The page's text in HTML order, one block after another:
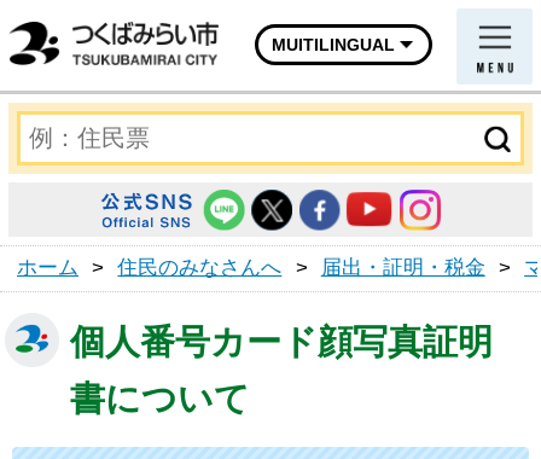
MUITILINGUAL
ホーム > 住民のみなさんへ > 届出・証明・税金 >
個人番号カード顔写真証明
書について